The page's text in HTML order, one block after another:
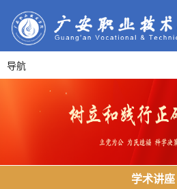
导航
学术讲座